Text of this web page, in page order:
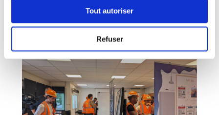
Tout autoriser
Refuser
les écarts et fiabiliser les décisions. En théorie,
l’équation paraît simple : une règle claire, un
document diffusé, une...